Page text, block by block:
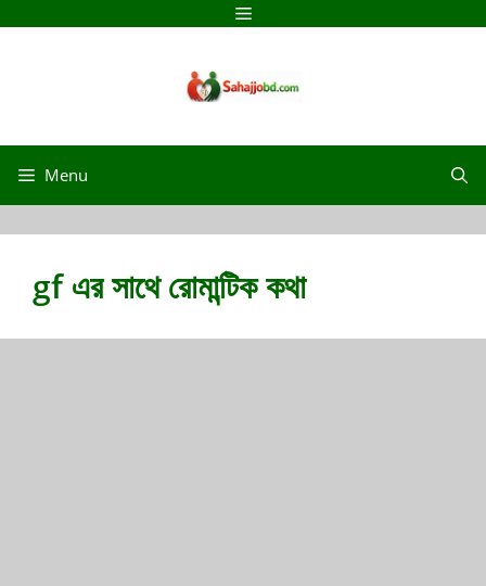
Menu
Menu
gf এর সাথে রোমান্টিক কথা